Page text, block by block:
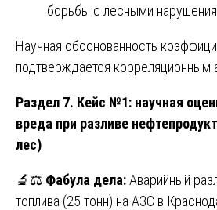
борьбы с лесными
Научная обоснованность
подтверждается корреляционным
Раздел 7. Кейс №1: научная
вреда при разливе
лес)
🔬⚖️ Фабула дела:Аварийный
топлива (25 тонн) на АЗС в